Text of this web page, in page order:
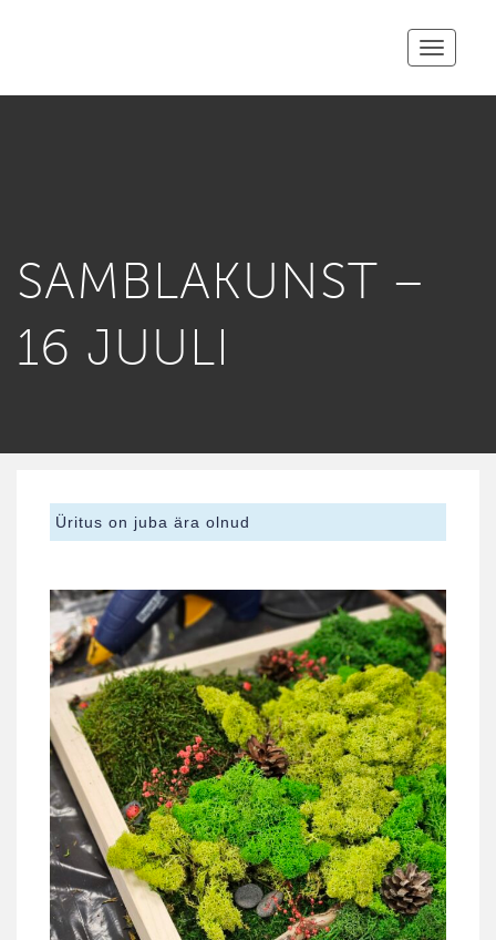
Toggle
SAMBLAKUNST –
16 JUULI
Üritus on juba ära olnud